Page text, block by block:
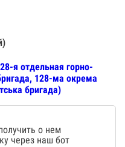
я отдельная горно-
128-ма окрема
бригада)
о нем
через наш бот